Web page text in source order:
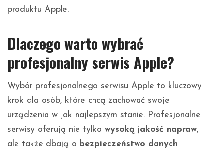
produktu Apple.
Dlaczego warto wybrać
profesjonalny serwis Apple?
Wybór profesjonalnego serwisu Apple to kluczowy
krok dla osób, które chcą zachować swoje
urządzenia w jak najlepszym stanie. Profesjonalne
serwisy oferują nie tylko wysoką jakość napraw,
ale także dbają o bezpieczeństwo danych